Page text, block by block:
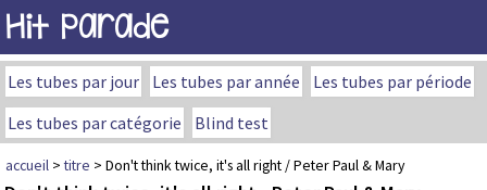
Hit Parade
Les tubes par jour Les tubes par année
Les tubes par période
Les tubes par catégorie
Blind test
accueil >titre > Don't think twice, it's all right / Peter Paul & Mary